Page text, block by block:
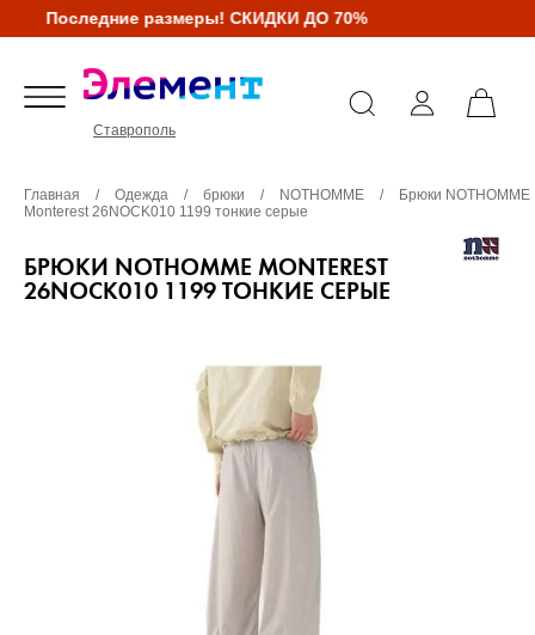
Последние размеры! СКИДКИ ДО 70%
Ставрополь
Главная / Одежда / брюки / NOTHOMME /
Брюки NOTHOMME
Monterest 26NOCK010 1199 тонкие серые
БРЮКИ NOTHOMME MONTEREST
26NOCK010 1199 ТОНКИЕ СЕРЫЕ